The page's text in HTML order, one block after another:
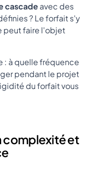
cascadeavec des
? Le forfait s'y
peut faire l'objet
: à quelle fréquence
pendant le projet
du forfait vous
complexité et